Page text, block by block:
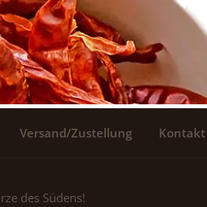
Versand/Zustellung Kontakt
des Südens!